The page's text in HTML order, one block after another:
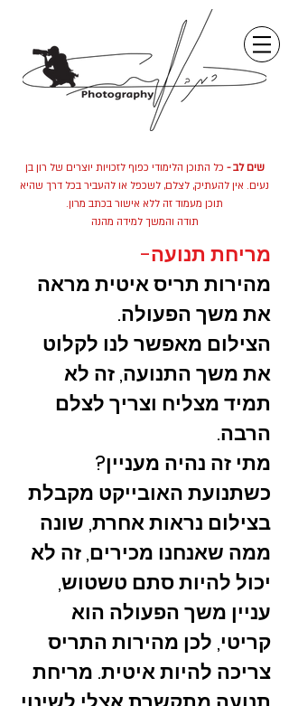
שים לב - כל התוכן הלימודי כפוף לזכויות יוצרים של רון בן
נעים. אין להעתיק, לצלם, לשכפל או להעביר בכל דרך שהיא
תוכן מעמוד זה ללא אישור בכתב מרון.
תודה והמשך למידה מהנה
מריחת תנועה-
מהירות תריס איטית מראה
את משך הפעולה.
הצילום מאפשר לנו לקלוט
את משך התנועה, זה לא
תמיד מצליח וצריך לצלם
הרבה.
מתי זה נהיה מעניין?
כשתנועת האובייקט מקבלת
בצילום נראות אחרת, שונה
ממה שאנחנו מכירים, זה לא
יכול להיות סתם טשטוש,
עניין משך הפעולה הוא
קריטי, לכן מהירות התריס
צריכה להיות איטית. מריחת